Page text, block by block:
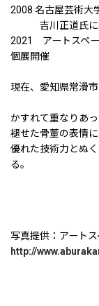
2008 名古屋芸術大
吉川正道氏に
2021 アートスペ
個展開催
現在、愛知県常滑
かすれて重なりあ
褪せた骨董の表情に
優れた技術力とぬ
る。
写真提供：アート
http://